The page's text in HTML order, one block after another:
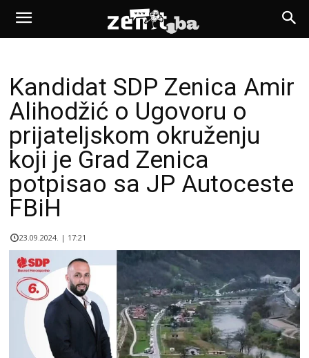
Kandidat SDP Zenica Amir
Alihodžić o Ugovoru o
prijateljskom okruženju
koji je Grad Zenica
potpisao sa JP Autoceste
FBiH
23.09.2024. | 17:21